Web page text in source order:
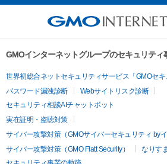
GMOインターネットグループのセキュリティ
世界初総合ネットセキュリティサービス「GMOセキ
パスワード漏洩診断
Webサイトリスク診断
セキュリティ相談AIチャットボット
実在証明・盗聴対策
サイバー攻撃対策（GMOサイバーセキュリティ byイ
サイバー攻撃対策（GMO Flatt Security）
なりす